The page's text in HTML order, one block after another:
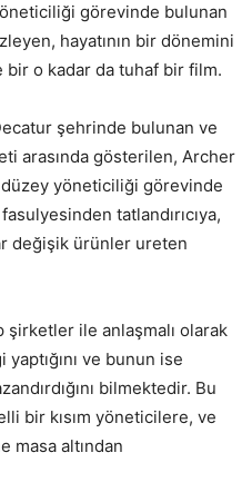
görevinde bulunan
hayatının bir dönemini
o kadar da tuhaf bir film.
şehrinde bulunan ve
arasında gösterilen, Archer
düzey yöneticiliği görevinde
tatlandırıcıya,
değişik ürünler ureten
şirketler ile anlaşmalı olarak
ve bunun ise
bilmektedir. Bu
bir kısım yöneticilere, ve
masa altından